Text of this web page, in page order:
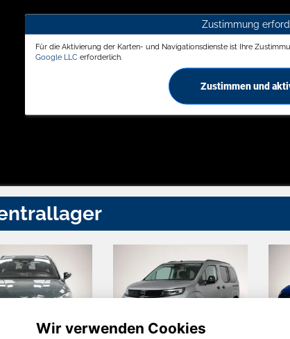
Zustimmung
Für die Aktivierung der Karten- und Navigationsdienste ist Ihre
Google LLC erforderlich.
Zustimmen und
Wir verwenden Cookies